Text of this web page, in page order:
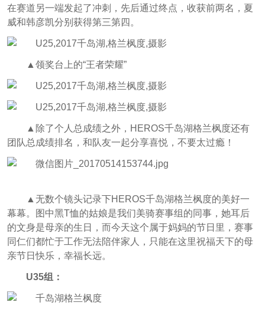
在赛道另一端发起了冲刺，先后通过终点，收获前两名，夏
威和韩彦凯分别获得第三第四。
▲领奖台上的“王者荣耀”
▲除了个人总成绩之外，HEROS千岛湖格兰枫度还有
团队总成绩排名，和队友一起分享喜悦，不要太过瘾！
▲无数个镜头记录下HEROS千岛湖格兰枫度的美好一
幕幕。图中黑T恤的姑娘是我们美骑赛事组的同事，她耳后
的文身是母亲的生日，而今天这个属于妈妈的节日里，赛事
同仁们都忙于工作无法陪伴家人，只能在这里祝福天下的母
亲节日快乐，幸福长远。
U35组：